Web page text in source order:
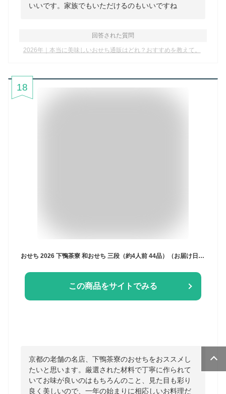
いいです。家族でもいただけるのもいいですね
回答された質問
2026年｜本当に美味しいおせち通販はどれ？おすすめを教えて。
18
おせち 2026 下鴨茶寮 和おせち 三段（約4人前 44品）（お届け日12/31）冷蔵便 メーカー直送 / 和風 迎春 本格 おせち料理 少人数 2026年 予約 正月 お節 御節 御節料理 送料無料
この商品をサイトでみる
京都の老舗の名店、下鴨茶寮のおせちをおススメし
たいと思います。厳選された材料で丁寧に作られて
いてお味が良いのはもちろんのこと、見た目も彩り
良く美しいので、一年の始まりに相応しいお料理だ